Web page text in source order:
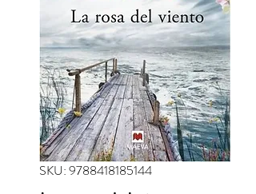
SKU: 9788418185144